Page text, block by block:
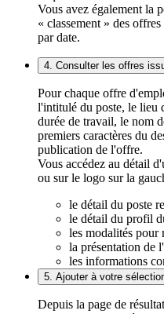
Vous avez également la
« classement » des
par date.
4. Consulter les offres
Pour chaque offre
l'intitulé du poste, le lieu
durée de travail, le nom
premiers caractères du
publication de l'offre.
Vous accédez au détail
ou sur le logo sur la
le détail du poste
le détail du profil
les modalités pour
la présentation de
les informations
5. Ajouter à votre
Depuis la page de